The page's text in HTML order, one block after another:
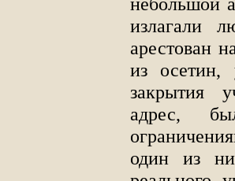
излагали
арестован
из осетин,
закрытия
адрес,
один из